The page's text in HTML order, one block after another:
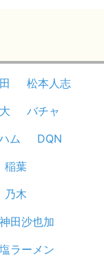
松本人志
バチャ
ム
DQN
稲葉
乃木
神田沙也加
塩ラーメン